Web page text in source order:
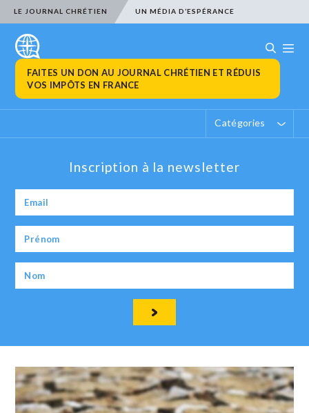
LE JOURNAL CHRÉTIEN UN MÉDIA D’ESPÉRANCE
FAITES UN DON AU JOURNAL CHRÉTIEN ET RÉDUIS
VOS IMPÔTS EN FRANCE
Catégories
Inscription à la newsletter